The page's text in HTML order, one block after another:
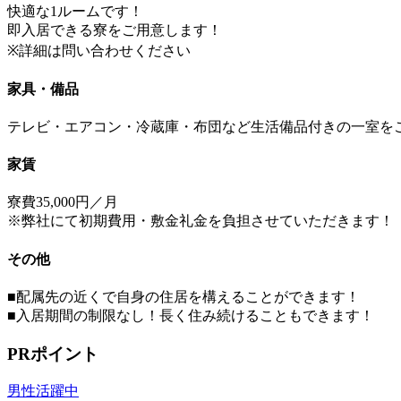
快適な1ルームです！
即入居できる寮をご用意します！
※詳細は問い合わせください
家具・備品
テレビ・エアコン・冷蔵庫・布団など生活備品付きの一室を
家賃
寮費35,000円／月
※弊社にて初期費用・敷金礼金を負担させていただきます！
その他
■配属先の近くで自身の住居を構えることができます！
■入居期間の制限なし！長く住み続けることもできます！
PRポイント
男性活躍中